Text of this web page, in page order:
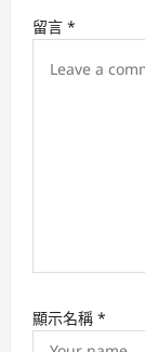
i留言 *
顯示名稱 *